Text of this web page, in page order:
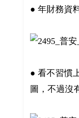
● 年財務資
● 看不習慣
圖，不過沒